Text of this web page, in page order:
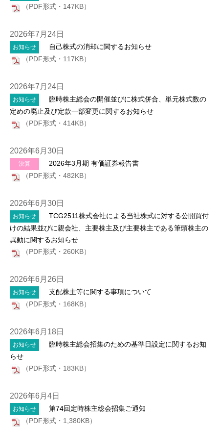
（PDF形式・147KB）
2026年7月24日
お知らせ
自己株式の消却に関するお知らせ
（PDF形式・117KB）
2026年7月24日
お知らせ
臨時株主総会の開催並びに株式併合、単元株式数の
定めの廃止及び定款一部変更に関するお知らせ
（PDF形式・414KB）
2026年6月30日
決算
2026年3月期 有価証券報告書
（PDF形式・482KB）
2026年6月30日
お知らせ
TCG2511株式会社による当社株式に対する公開買付
けの結果並びに親会社、主要株主及び主要株主である筆頭株主の
異動に関するお知らせ
（PDF形式・260KB）
2026年6月26日
お知らせ
支配株主等に関する事項について
（PDF形式・168KB）
2026年6月18日
お知らせ
臨時株主総会招集のための基準日設定に関するお知
らせ
（PDF形式・183KB）
2026年6月4日
お知らせ
第74回定時株主総会招集ご通知
（PDF形式・1,380KB）